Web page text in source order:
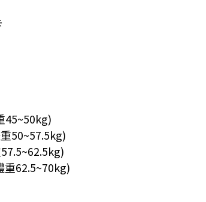
45~50kg)
50~57.5kg)
)
重62.5~70kg)